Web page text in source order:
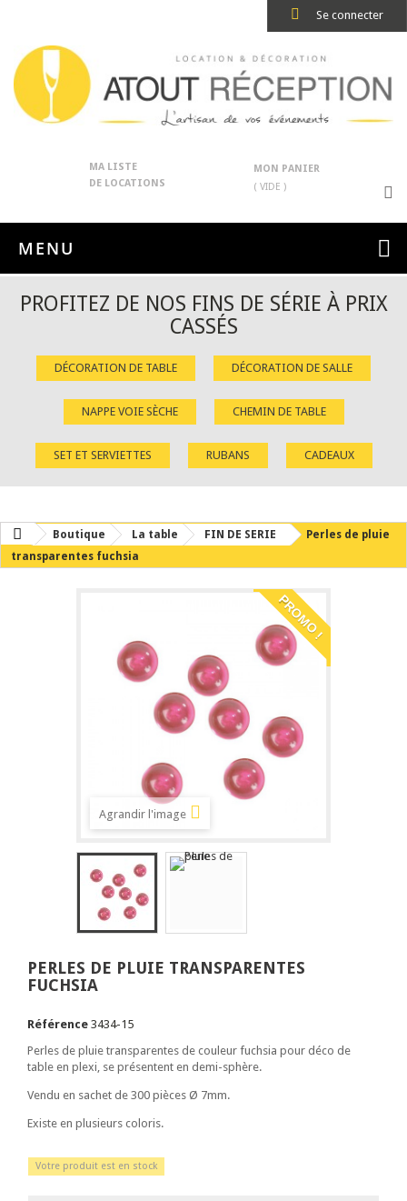
Se connecter
MA LISTE
DE LOCATIONS
MON PANIER
( VIDE )
MENU
PROFITEZ DE NOS FINS DE SÉRIE À PRIX
CASSÉS
DÉCORATION DE TABLE DÉCORATION DE SALLE
NAPPE VOIE SÈCHE CHEMIN DE TABLE
SET ET SERVIETTES RUBANS CADEAUX
Boutique La table FIN DE SERIE
Perles de pluie
transparentes fuchsia
PROMO !
Agrandir l'image
PERLES DE PLUIE TRANSPARENTES
FUCHSIA
Référence 3434-15
Perles de pluie transparentes de couleur fuchsia pour déco de
table en plexi, se présentent en demi-sphère.
Vendu en sachet de 300 pièces Ø 7mm.
Existe en plusieurs coloris.
Votre produit est en stock